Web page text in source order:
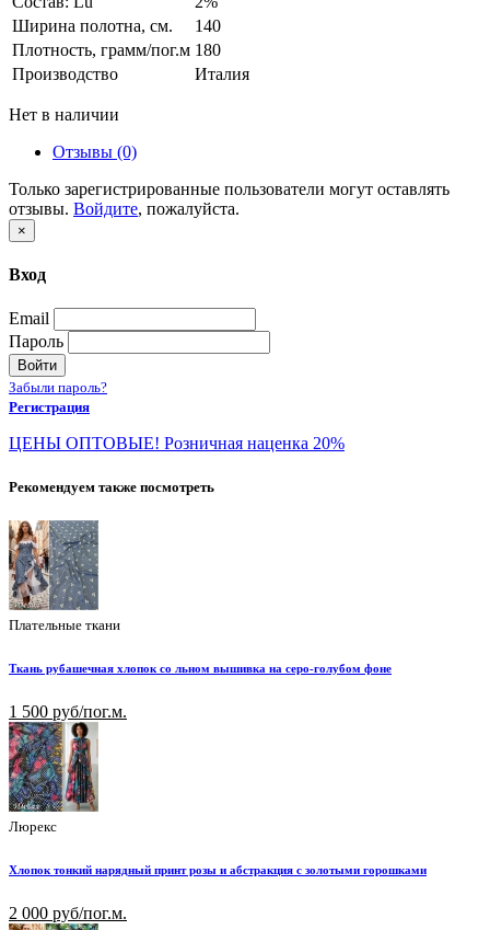
Ширина полотна, см.
140
Плотность, грамм/пог.м 180
Производство
Италия
Нет в наличии
Отзывы (0)
Только зарегистрированные пользователи могут оставлять
отзывы. Войдите, пожалуйста.
×
Вход
Email
Пароль
Войти
Забыли пароль?
Регистрация
ЦЕНЫ ОПТОВЫЕ! Розничная наценка 20%
Рекомендуем также посмотреть
Плательные ткани
Ткань рубашечная хлопок со льном вышивка на серо-голубом фоне
1 500 руб/пог.м.
Люрекс
Хлопок тонкий нарядный принт розы и абстракция с золотыми горошками
2 000 руб/пог.м.